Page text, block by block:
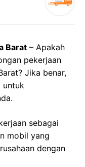
Barat – Apakah
pekerjaan
Jika benar,
untuk
sebagai
mobil yang
dengan